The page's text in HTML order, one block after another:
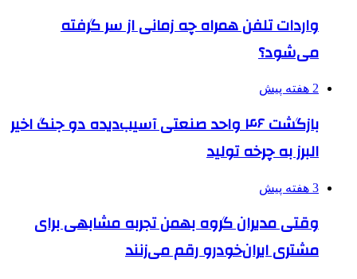
واردات تلفن همراه چه زمانی از سر گرفته
می‌شود؟
2 هفته پیش
بازگشت ۴۶ واحد صنعتی آسیب‌دیده دو جنگ اخیر
البرز به چرخه تولید
3 هفته پیش
وقتی مدیران گروه بهمن تجربه مشابهی برای
مشتری ایران‌خودرو رقم می‌زنند